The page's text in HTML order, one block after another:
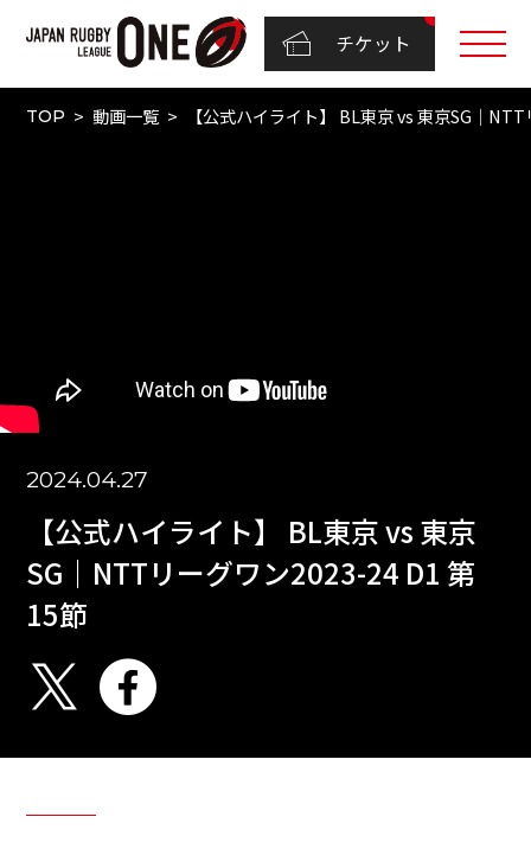
チケット
TOP 動画一覧 【公式ハイライト】 BL東京 vs 東京SG｜
2024.04.27
【公式ハイライト】 BL東京 vs 東京
SG｜NTTリーグワン2023-24 D1 第
15節